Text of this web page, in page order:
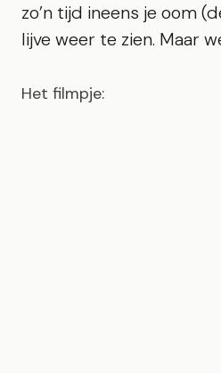
zo’n tijd ineens je oom
lijve weer te zien. Maar
Het filmpje: